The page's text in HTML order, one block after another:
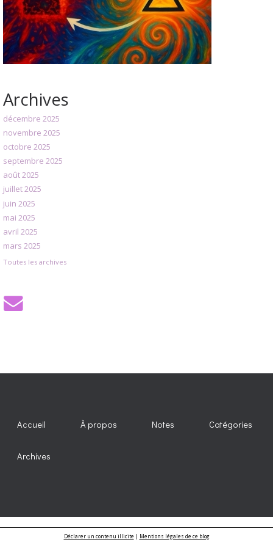
Archives
décembre 2025
novembre 2025
octobre 2025
septembre 2025
août 2025
juillet 2025
juin 2025
mai 2025
avril 2025
mars 2025
Toutes les archives
Accueil À propos Notes Catégories
Archives
Déclarer un contenu illicite| Mentions légales de ce blog